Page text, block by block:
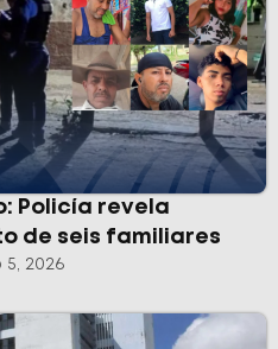
Policía revela
de seis familiares
2026